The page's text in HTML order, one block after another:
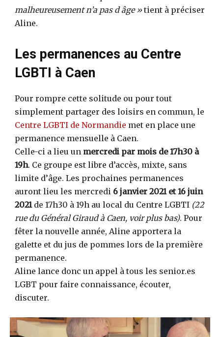
malheureusement n’a pas d âge »tient à préciser
Aline.
Les permanences au Centre
LGBTI à Caen
Pour rompre cette solitude ou pour tout
simplement partager des loisirs en commun, le
Centre LGBTI de Normandie met en place une
permanence mensuelle à Caen.
Celle-ci a lieu un mercredi par mois de 17h30 à
19h. Ce groupe est libre d’accès, mixte, sans
limite d’âge. Les prochaines permanences
auront lieu les mercredi 6 janvier 2021 et 16 juin
2021de 17h30 à 19h au local du Centre LGBTI (22
rue du Général Giraud à Caen, voir plus bas). Pour
fêter la nouvelle année, Aline apportera la
galette et du jus de pommes lors de la première
permanence.
Aline lance donc un appel à tous les senior.es
LGBT pour faire connaissance, écouter,
discuter.